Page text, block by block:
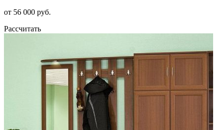
от 56 000 руб.
Рассчитать